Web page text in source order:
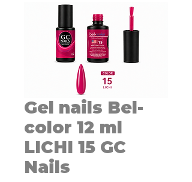
Gel nails Bel-
color 12 ml
LICHI 15 GC
Nails